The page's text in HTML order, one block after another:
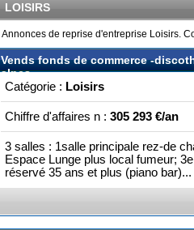
ANNONCE
LOISIRS
Annonces de reprise d'entreprise Loisirs.
Vends fonds de commerce -
alpes
Catégorie : Loisirs
Chiffre d'affaires n : 305 293 €/an
3 salles : 1salle principale rez-de
Espace Lunge plus local fumeur;
réservé 35 ans et plus (piano bar)...